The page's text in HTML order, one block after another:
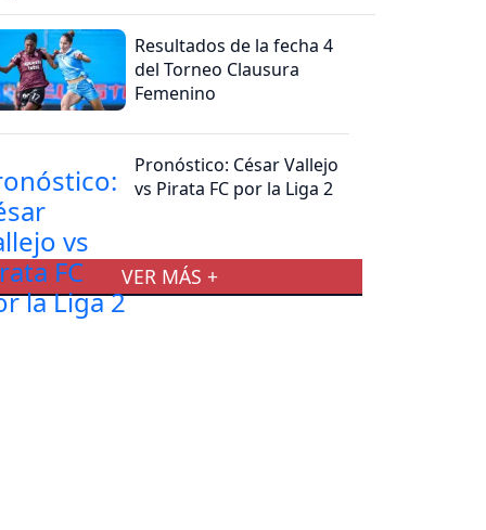
Resultados de la fecha 4
del Torneo Clausura
Femenino
Pronóstico: César Vallejo
vs Pirata FC por la Liga 2
VER MÁS +